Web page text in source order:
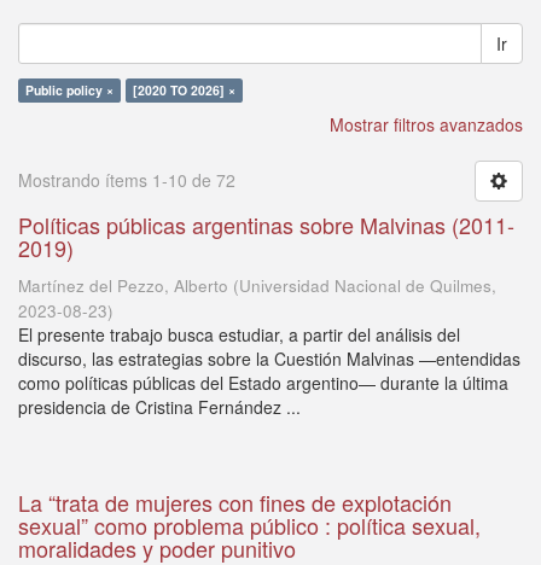
Ir
Public policy × [2020 TO 2026] ×
Mostrar filtros avanzados
Mostrando ítems 1-10 de 72
Políticas públicas argentinas sobre Malvinas (2011-
2019)
Martínez del Pezzo, Alberto (Universidad Nacional de Quilmes,
2023-08-23)
El presente trabajo busca estudiar, a partir del análisis del
discurso, las estrategias sobre la Cuestión Malvinas —entendidas
como políticas públicas del Estado argentino— durante la última
presidencia de Cristina Fernández ...
La “trata de mujeres con fines de explotación
sexual” como problema público : política sexual,
moralidades y poder punitivo